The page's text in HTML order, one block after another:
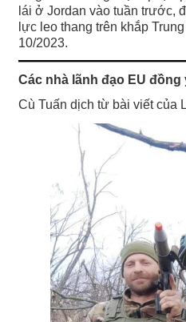
lái ở Jordan vào tuần trước,
lực leo thang trên khắp
10/2023.
Các nhà lãnh đạo EU
Cù Tuấn dịch từ bài viết của